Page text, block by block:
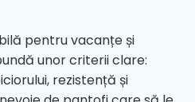
pentru vacanțe și
unor criterii clare:
rezistență și